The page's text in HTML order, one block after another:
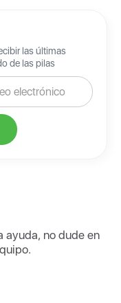
las últimas
de las pilas
ayuda, no dude en